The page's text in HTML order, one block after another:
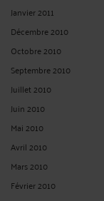
Janvier 2011
Décembre 2010
Octobre 2010
Septembre 2010
Juillet 2010
Juin 2010
Mai 2010
Avril 2010
Mars 2010
Février 2010